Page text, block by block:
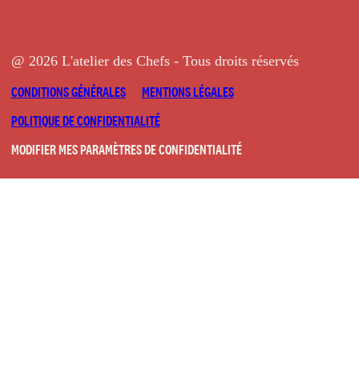
@ 2026 L'atelier des Chefs - Tous droits réservés
CONDITIONS GÉNÉRALES
MENTIONS LÉGALES
POLITIQUE DE CONFIDENTIALITÉ
MODIFIER MES PARAMÈTRES DE CONFIDENTIALITÉ